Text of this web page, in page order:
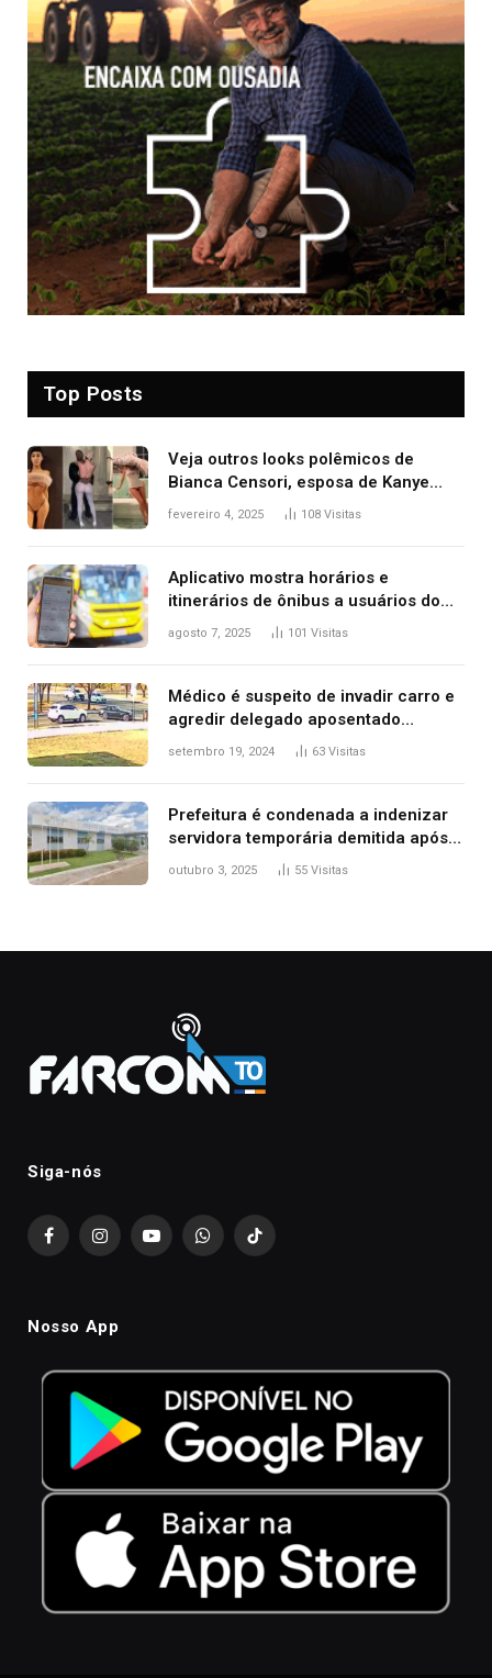
Top Posts
Veja outros looks polêmicos de
Bianca Censori, esposa de Kanye
West que apareceu nua no Grammy
fevereiro 4, 2025 108 Visitas
Aplicativo mostra horários e
itinerários de ônibus a usuários do
transporte público de Palmas; confira
agosto 7, 2025 101 Visitas
Médico é suspeito de invadir carro e
agredir delegado aposentado
durante confusão no trânsito
setembro 19, 2024 63 Visitas
Prefeitura é condenada a indenizar
servidora temporária demitida após
nascimento da filha
outubro 3, 2025 55 Visitas
Siga-nós
FacebookInstagramYouTubeWhatsAppTikTok
Nosso App